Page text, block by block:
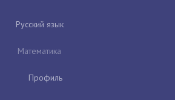
Русский язык
Математика
Профиль